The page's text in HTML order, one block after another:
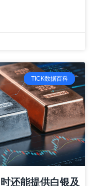
TICK数据百科
还能提供白银及